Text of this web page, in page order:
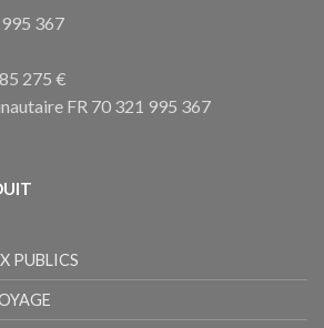
367
275 €
FR 70 321 995 367
PUBLICS